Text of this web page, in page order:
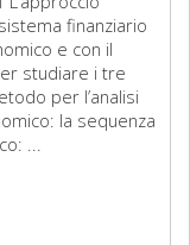
finanziario
e con il
studiare i tre
per l’analisi
la sequenza
...